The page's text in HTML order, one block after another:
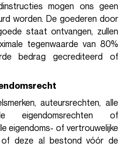
mogen ons geen
worden. De goederen door
staat ontvangen, zullen
tegenwaarde van 80%
bedrag gecrediteerd of
auteursrechten, alle
eigendomsrechten of
eigendoms- of vertrouwelijke
of deze al bestond vóór de